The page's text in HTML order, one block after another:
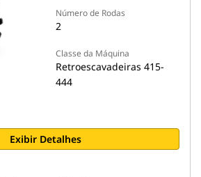
Número de Rodas
2
Classe da Máquina
Retroescavadeiras 415-
444
Exibir Detalhes